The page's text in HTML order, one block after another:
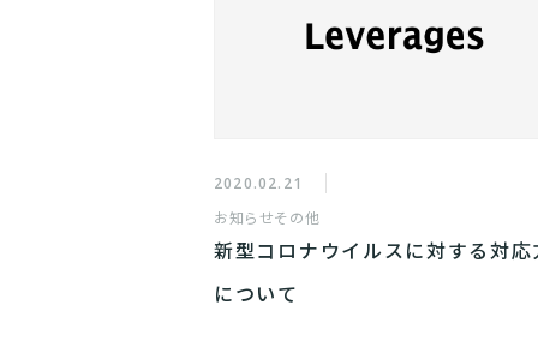
2020.02.21
お知らせその他
新型コロナウイルスに対する対応
について